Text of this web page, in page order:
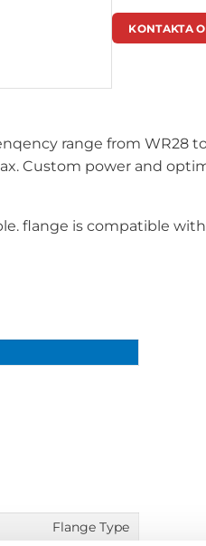
KONTAKTA
range from WR28
Custom power and
flange is compatible
Flange Type